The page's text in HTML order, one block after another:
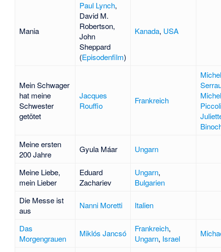
Mania
Paul Lynch,
David M.
Robertson,
John
Sheppard
(Episodenfilm)
Kanada, USA
Mein Schwager
hat meine
Schwester
getötet
Jacques
Rouffio
Frankreich
Michel
Michel
Piccoli
Meine ersten
200 Jahre
Gyula Máar Ungarn
Meine Liebe,
mein Lieber
Eduard
Zachariev
Ungarn,
Bulgarien
Die Messe ist
aus
Nanni Moretti Italien
Das
Morgengrauen
Miklós Jancsó Frankreich,
Ungarn, Israel